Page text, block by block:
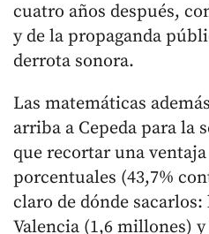
cuatro años después,
y de la propaganda
derrota sonora.
Las matemáticas
arriba a Cepeda para la
que recortar una
porcentuales (43,7%
claro de dónde
Valencia (1,6 millones)